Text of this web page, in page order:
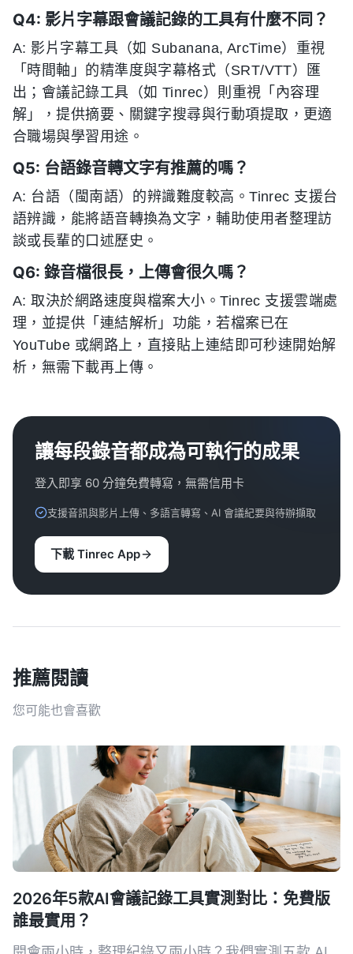
Q4: 影片字幕跟會議記錄的工具有什麼不同？
A: 影片字幕工具（如 Subanana, ArcTime）重視
「時間軸」的精準度與字幕格式（SRT/VTT）匯
出；會議記錄工具（如 Tinrec）則重視「內容理
解」，提供摘要、關鍵字搜尋與行動項提取，更適
合職場與學習用途。
Q5: 台語錄音轉文字有推薦的嗎？
A: 台語（閩南語）的辨識難度較高。Tinrec 支援台
語辨識，能將語音轉換為文字，輔助使用者整理訪
談或長輩的口述歷史。
Q6: 錄音檔很長，上傳會很久嗎？
A: 取決於網路速度與檔案大小。Tinrec 支援雲端處
理，並提供「連結解析」功能，若檔案已在
YouTube 或網路上，直接貼上連結即可秒速開始解
析，無需下載再上傳。
讓每段錄音都成為可執行的成果
登入即享 60 分鐘免費轉寫，無需信用卡
支援音訊與影片上傳、多語言轉寫、AI 會議紀要與待辦擷取
下載 Tinrec App
推薦閱讀
您可能也會喜歡
2026年5款AI會議記錄工具實測對比：免費版
誰最實用？